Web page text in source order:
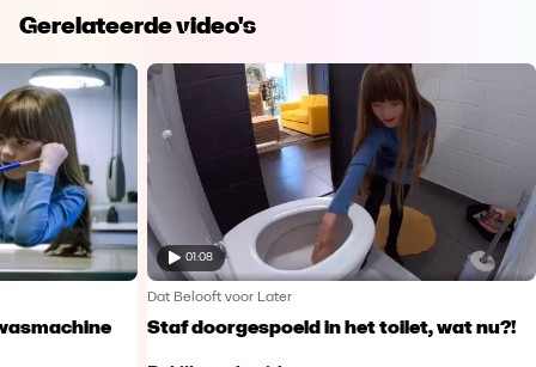
Gerelateerde video's
01:08
Dat Belooft voor Later
Staf doorgespoeld in het toilet, wat nu?!